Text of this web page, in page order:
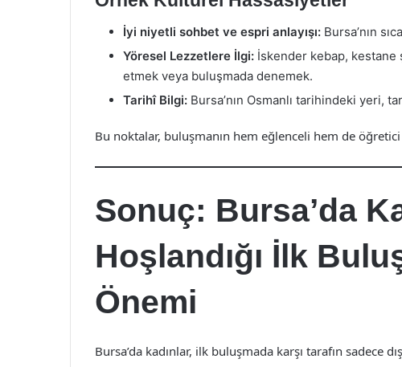
İyi niyetli sohbet ve espri anlayışı: Bursa’nın
Yöresel Lezzetlere İlgi: İskender kebap, kestane
etmek veya buluşmada denemek.
Tarihî Bilgi: Bursa’nın Osmanlı tarihindeki yeri,
Bu noktalar, buluşmanın hem eğlenceli hem de
Sonuç: Bursa’da
Hoşlandığı İlk
Önemi
Bursa’da kadınlar, ilk buluşmada karşı tarafın sadece